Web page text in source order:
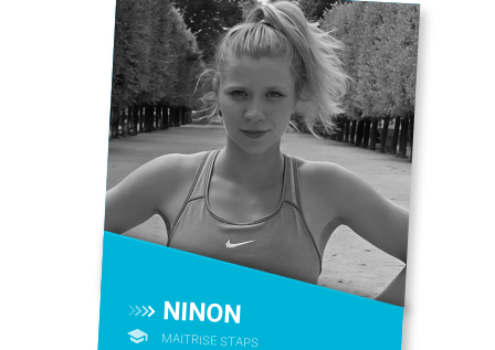
NINON
MAITRISE STAPS